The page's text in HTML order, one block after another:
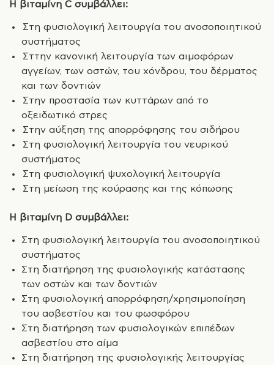
Η βιταμίνη C συμβάλλει:
Στη φυσιολογική λειτουργία του ανοσοποιητικού
συστήματος
Σττην κανονική λειτουργία των αιµοφόρων
αγγείων, των οστών, του χόνδρου, του δέρµατος
και των δοντιών
Στην προστασία των κυττάρων από το
οξειδωτικό στρες
Στην αύξηση της απορρόφησης του σιδήρου
Στη φυσιολογική λειτουργία του νευρικού
συστήματος
Στη φυσιολογική ψυχολογική λειτουργία
Στη µείωση της κούρασης και της κόπωσης
Η βιταμίνη D συμβάλλει:
Στη φυσιολογική λειτουργία του ανοσοποιητικού
συστήματος
Στη διατήρηση της φυσιολογικής κατάστασης
των οστών και των δοντιών
Στη φυσιολογική απορρόφηση/χρησιμοποίηση
του ασβεστίου και του φωσφόρου
Στη διατήρηση των φυσιολογικών επιπέδων
ασβεστίου στο αίμα
Στη διατήρηση της φυσιολογικής λειτουργίας